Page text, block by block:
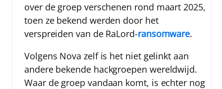
over de groep verschenen rond maart 2025,
toen ze bekend werden door het
verspreiden van de RaLord-ransomware.
Volgens Nova zelf is het niet gelinkt aan
andere bekende hackgroepen wereldwijd.
Waar de groep vandaan komt, is echter nog